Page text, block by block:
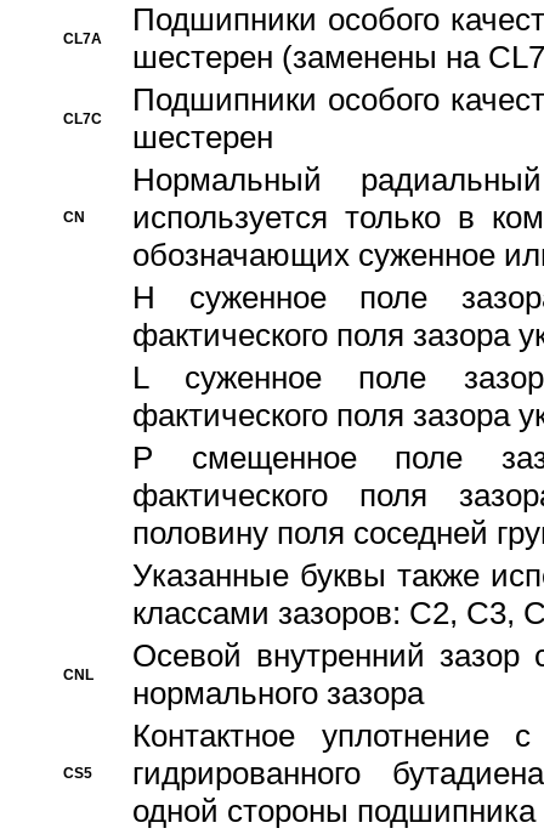
CL7A
Подшипники особого
шестерен (заменены на
CL7C
Подшипники особого
шестерен
CN
Hормальный
используется только в
обозначающих суженное
H суженное поле
фактического поля зазора
L суженное поле
фактического поля зазора
P смещенное поле
фактического поля
половину поля соседней
Указанные буквы также
классами зазоров: С2,
CNL
Осевой внутренний зазор
нормального зазора
CS5
Контактное уплотнение
гидрированного
одной стороны подшипника